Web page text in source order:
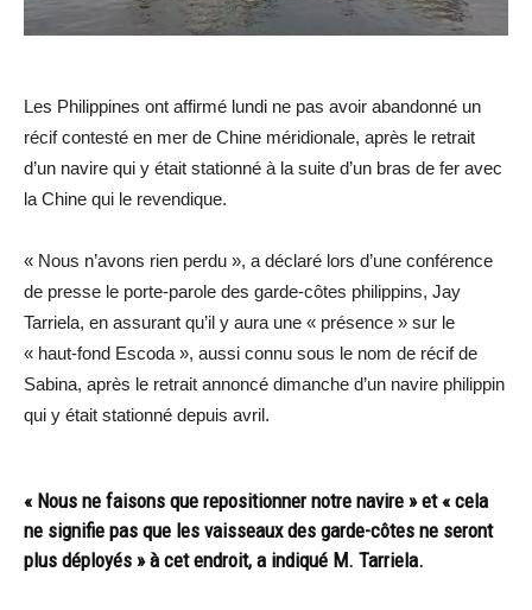
Les Philippines ont affirmé lundi ne pas avoir abandonné un
récif contesté en mer de Chine méridionale, après le retrait
d’un navire qui y était stationné à la suite d’un bras de fer avec
la Chine qui le revendique.
« Nous n’avons rien perdu », a déclaré lors d’une conférence
de presse le porte-parole des garde-côtes philippins, Jay
Tarriela, en assurant qu’il y aura une « présence » sur le
« haut-fond Escoda », aussi connu sous le nom de récif de
Sabina, après le retrait annoncé dimanche d’un navire philippin
qui y était stationné depuis avril.
« Nous ne faisons que repositionner notre navire » et « cela
ne signifie pas que les vaisseaux des garde-côtes ne seront
plus déployés » à cet endroit, a indiqué M. Tarriela.